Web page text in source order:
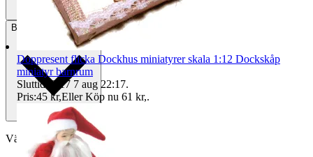
Betalning Via Tradera
Välj till köparskydd
Doppresent flicka Dockhus miniatyrer skala 1:12 Dockskåp
miniatyr barnrum
Sluttid
22:17 7 aug 22:17.
Pris:45 kr,Eller Köp nu 61 kr,.